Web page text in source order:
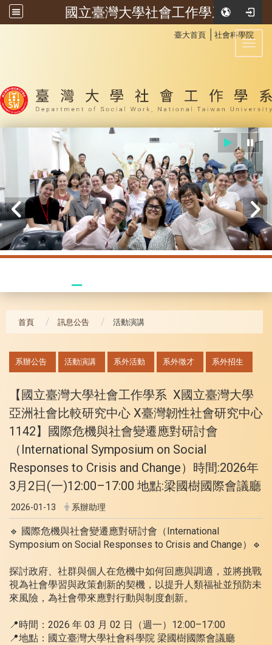
國立臺灣大學社會工作學系
臺大首頁 社會科學院
首頁 訊息公告 活動演講
系辦公告 活動演講 系外活動 系外徵才 系外招生
【國立臺灣大學社會工作學系 X國立臺灣大學
亞洲社會比較研究中心 X臺灣韌性社會研究中心
1142】國際危機與社會變遷應對研討會
（International Symposium on Social
Responses to Crisis and Change）時間:2026年
3月2日(一)12:00–17:00 地點:梁國樹國際會議廳
2026-01-13 系辦助理
🔹 國際危機與社會變遷應對研討會（International
Symposium on Social Responses to Crisis and Change）🔹
探討政府、社群與個人在危機中如何回應與調適，並將挑戰
視為社會學習與政策創新的契機，以提升人類福祉並預防未
來風險，為社會帶來應對行動與制度創新。
📍時間：2026 年 03 月 02 日（週一）12:00–17:00
📍地點：國立臺灣大學社會科學院 梁國樹國際會議廳